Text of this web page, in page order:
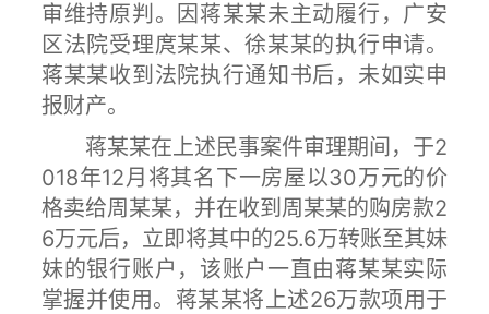
审维持原判。因蒋某某未主动履行，广安
区法院受理庹某某、徐某某的执行申请。
蒋某某收到法院执行通知书后，未如实申
报财产。
蒋某某在上述民事案件审理期间，于2
018年12月将其名下一房屋以30万元的价
格卖给周某某，并在收到周某某的购房款2
6万元后，立即将其中的25.6万转账至其妹
妹的银行账户，该账户一直由蒋某某实际
掌握并使用。蒋某某将上述26万款项用于